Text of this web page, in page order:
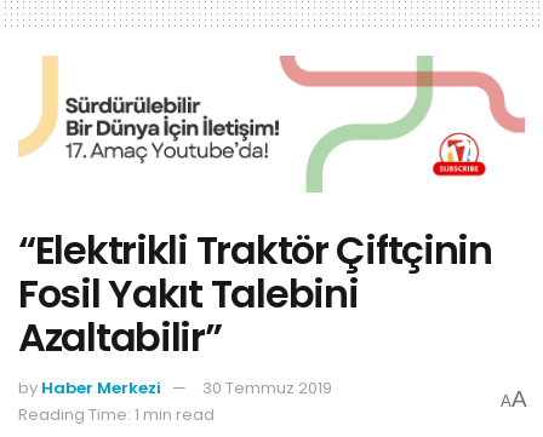
“Elektrikli Traktör Çiftçinin
Fosil Yakıt Talebini
Azaltabilir”
by Haber Merkezi
30 Temmuz 2019
Reading Time: 1 min read
AA